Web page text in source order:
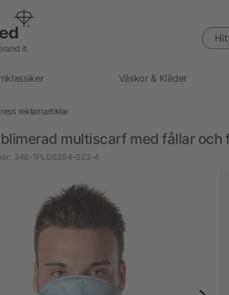
it.
Hitta
Väskor & Kläder
reklamartiklar
multiscarf med fållar och
346-1PL06384-023-4